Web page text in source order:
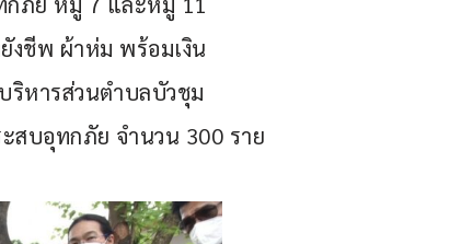
งชีพ ผ้าห่ม พร้อมเงิน
ริหารส่วนตำบลบัวชุม
สบอุทกภัย จำนวน 300 ราย